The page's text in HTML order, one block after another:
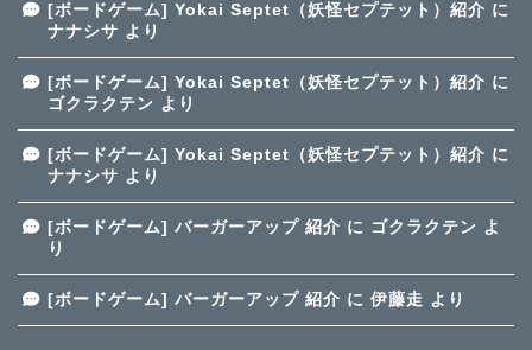
[ボードゲーム] Yokai Septet（妖怪セプテット）紹介 に
ナナシサ より
[ボードゲーム] Yokai Septet（妖怪セプテット）紹介 に
ゴクラクテン より
[ボードゲーム] Yokai Septet（妖怪セプテット）紹介 に
ナナシサ より
[ボードゲーム] バーガーアップ 紹介 に ゴクラクテン よ
り
[ボードゲーム] バーガーアップ 紹介 に 伊藤走 より